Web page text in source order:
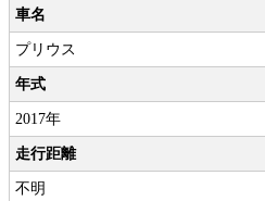
車名
プリウス
年式
2017年
走行距離
不明